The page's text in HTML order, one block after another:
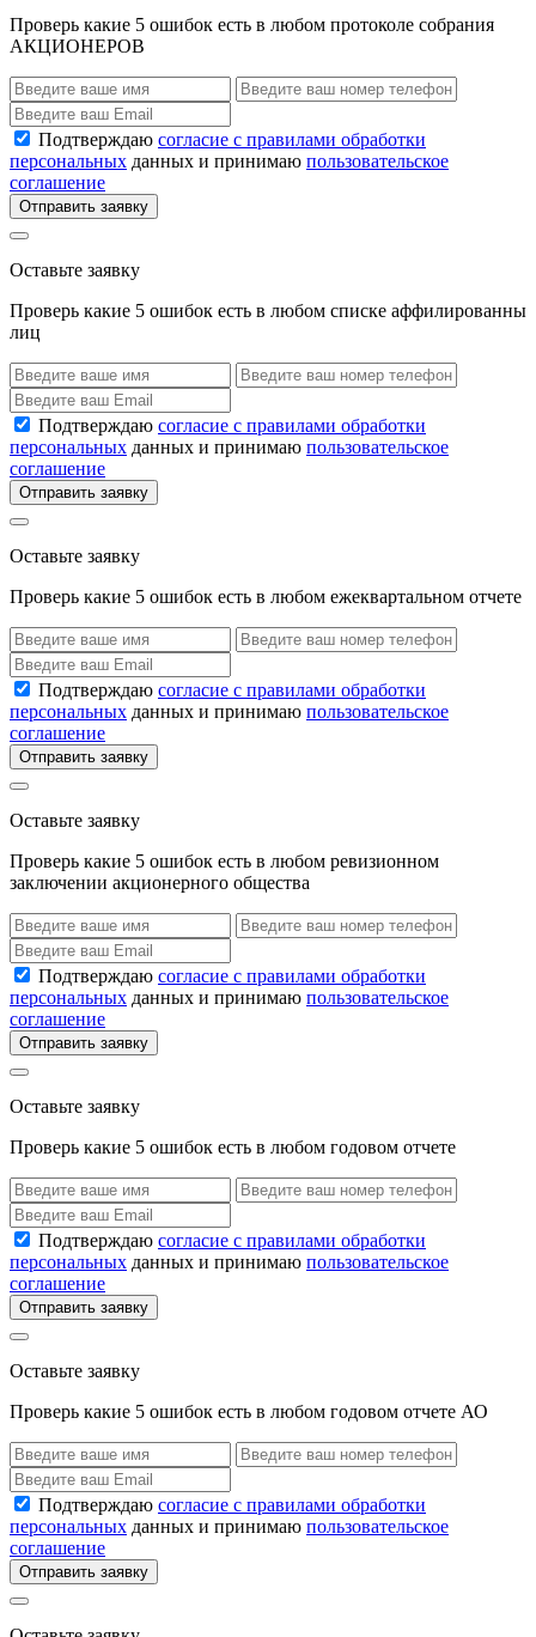
Проверь какие 5 ошибок есть в любом протоколе собрания
АКЦИОНЕРОВ
Подтверждаю согласие с правилами обработки
персональных данных и принимаю пользовательское
соглашение
Отправить заявку
Оставьте заявку
Проверь какие 5 ошибок есть в любом списке аффилированны
лиц
Подтверждаю согласие с правилами обработки
персональных данных и принимаю пользовательское
соглашение
Отправить заявку
Оставьте заявку
Проверь какие 5 ошибок есть в любом ежеквартальном отчете
Подтверждаю согласие с правилами обработки
персональных данных и принимаю пользовательское
соглашение
Отправить заявку
Оставьте заявку
Проверь какие 5 ошибок есть в любом ревизионном
заключении акционерного общества
Подтверждаю согласие с правилами обработки
персональных данных и принимаю пользовательское
соглашение
Отправить заявку
Оставьте заявку
Проверь какие 5 ошибок есть в любом годовом отчете
Подтверждаю согласие с правилами обработки
персональных данных и принимаю пользовательское
соглашение
Отправить заявку
Оставьте заявку
Проверь какие 5 ошибок есть в любом годовом отчете АО
Подтверждаю согласие с правилами обработки
персональных данных и принимаю пользовательское
соглашение
Отправить заявку